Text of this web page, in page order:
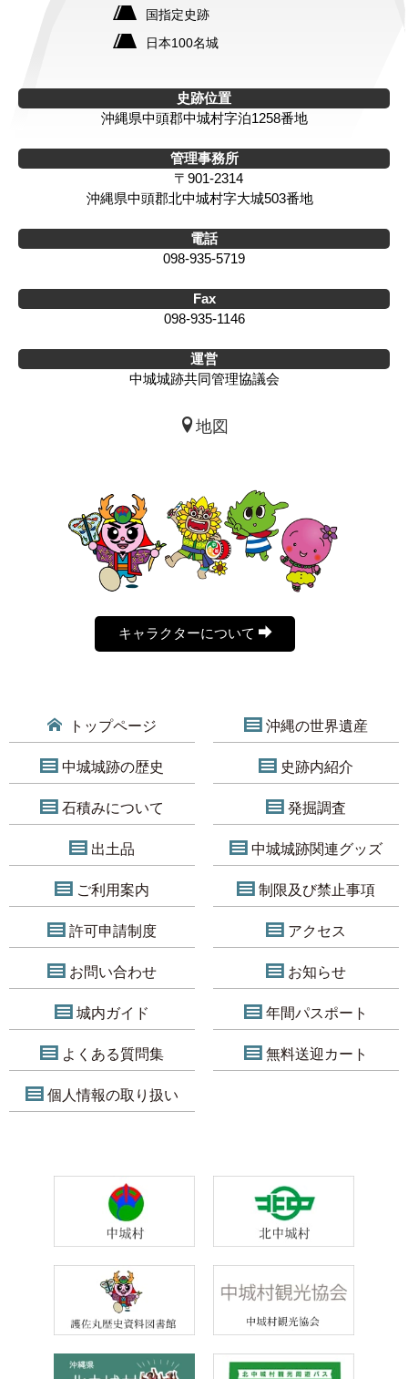
国指定史跡
日本100名城
史跡位置
沖縄県中頭郡中城村字泊1258番地
管理事務所
〒901-2314
沖縄県中頭郡北中城村字大城503番地
電話
098-935-5719
Fax
098-935-1146
運営
中城城跡共同管理協議会
地図
キャラクターについて
トップページ 沖縄の世界遺産
中城城跡の歴史 史跡内紹介
石積みについて 発掘調査
出土品 中城城跡関連グッズ
ご利用案内 制限及び禁止事項
許可申請制度 アクセス
お問い合わせ お知らせ
城内ガイド 年間パスポート
よくある質問集 無料送迎カート
個人情報の取り扱い